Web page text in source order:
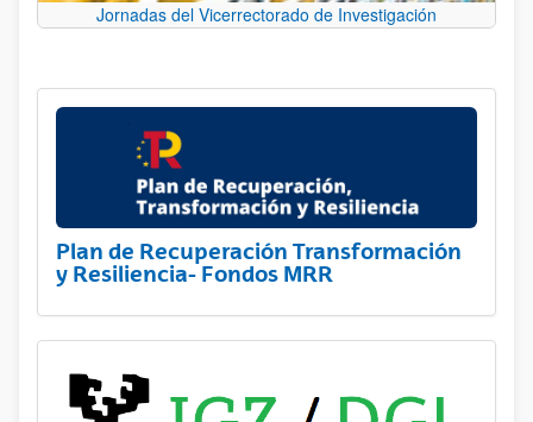
Jornadas del Vicerrectorado de Investigación
Plan de Recuperación Transformación
y Resiliencia- Fondos MRR